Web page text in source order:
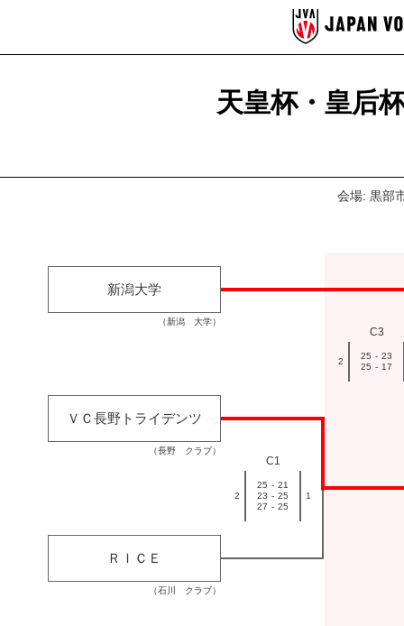
天皇杯・皇后
会場: 黒部
新潟大学
（新潟 大学）
C3
2
25 - 23
25 - 17
ＶＣ長野トライデンツ
（長野 クラブ）
C1
2
25 - 21
23 - 25
27 - 25
1
ＲＩＣＥ
（石川 クラブ）